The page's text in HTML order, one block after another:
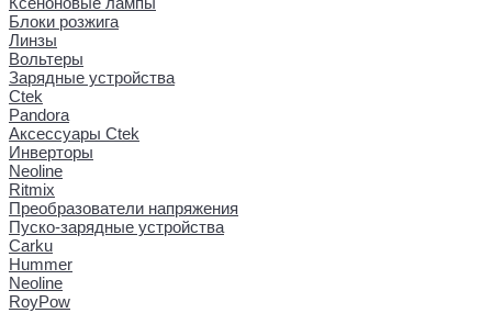
Блоки розжига
Линзы
Вольтеры
Зарядные устройства
Ctek
Pandora
Аксессуары Ctek
Инверторы
Neoline
Ritmix
Преобразователи напряжения
Пуско-зарядные устройства
Carku
Hummer
Neoline
RoyPow